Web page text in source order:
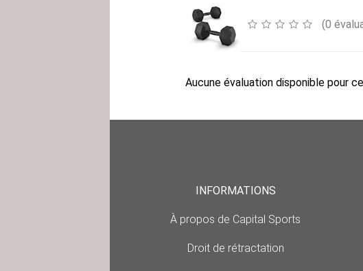
(0
Aucune évaluation disponible pour
INFORMATIONS
À propos de Capital Sports
Droit de rétractation